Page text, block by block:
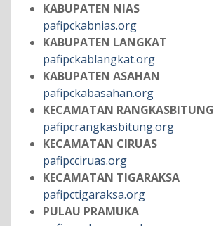
KABUPATEN NIAS
pafipckabnias.org
KABUPATEN LANGKAT
pafipckablangkat.org
KABUPATEN ASAHAN
pafipckabasahan.org
KECAMATAN RANGKASBITUNG
pafipcrangkasbitung.org
KECAMATAN CIRUAS
pafipcciruas.org
KECAMATAN TIGARAKSA
pafipctigaraksa.org
PULAU PRAMUKA